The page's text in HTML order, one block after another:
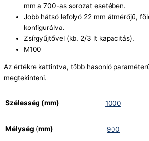
mm a 700-as sorozat esetében.
Jobb hátsó lefolyó 22 mm átmérőjű,
konfigurálva.
Zsírgyűjtővel (kb. 2/3 lt kapacitás).
M100
Az értékre kattintva, több hasonló
megtekinteni.
Szélesség (mm) 1000
Mélység (mm) 900